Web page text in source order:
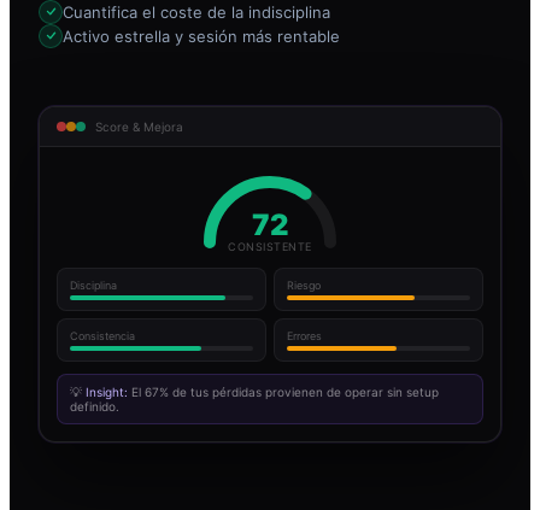
Cuantifica el coste de la indisciplina
Activo estrella y sesión más rentable
Score & Mejora
72
CONSISTENTE
Disciplina Riesgo
Consistencia Errores
💡 Insight: El 67% de tus pérdidas provienen de operar sin setup
definido.